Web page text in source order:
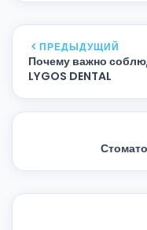
ПРЕДЫДУЩИЙ
Почему важно
LYGOS DENTAL